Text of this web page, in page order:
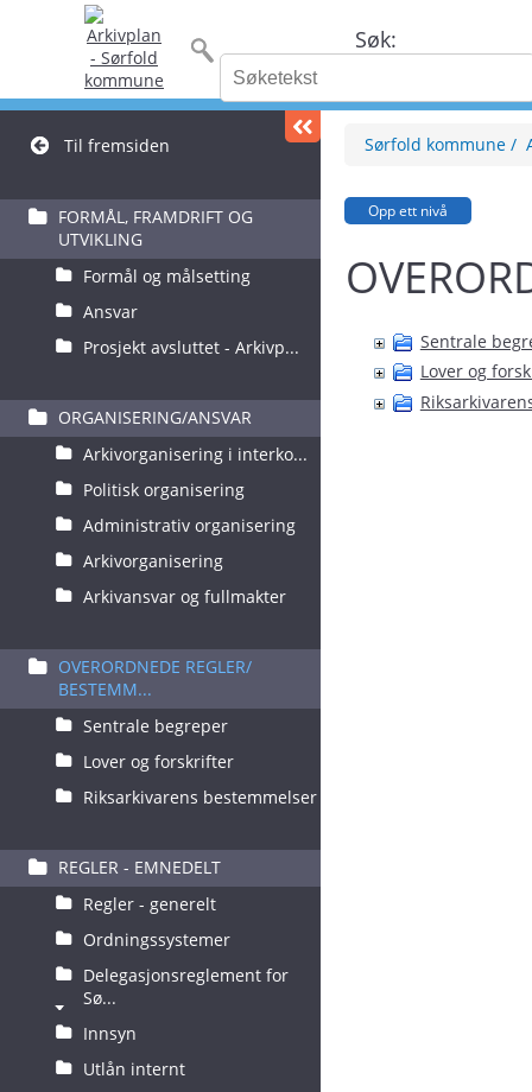
Søk:
Til fremsiden
FORMÅL, FRAMDRIFT OG
UTVIKLING
Formål og målsetting
Ansvar
Prosjekt avsluttet - Arkivp...
ORGANISERING/ANSVAR
Arkivorganisering i interko...
Politisk organisering
Administrativ organisering
Arkivorganisering
Arkivansvar og fullmakter
OVERORDNEDE REGLER/
BESTEMM...
Sentrale begreper
Lover og forskrifter
Riksarkivarens bestemmelser
REGLER - EMNEDELT
Regler - generelt
Ordningssystemer
Delegasjonsreglement for
Sø...
Innsyn
Utlån internt
Sørfold kommune
Opp ett nivå
Sentrale
Lover og